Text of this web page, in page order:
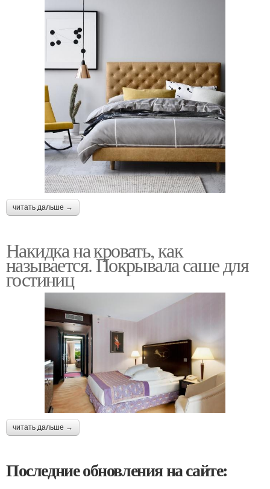
читать дальше →
Накидка на кровать, как
называется. Покрывала саше для
гостиниц
читать дальше →
Последние обновления на сайте: